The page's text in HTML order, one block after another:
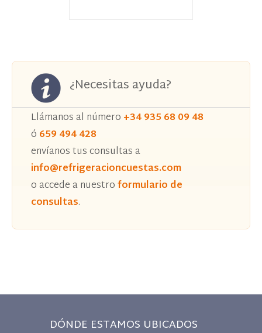
¿Necesitas ayuda?
Llámanos al número +34 935 68 09 48
ó 659 494 428
envíanos tus consultas a
info@refrigeracioncuestas.com
o accede a nuestroformulario de
consultas.
DÓNDE ESTAMOS UBICADOS